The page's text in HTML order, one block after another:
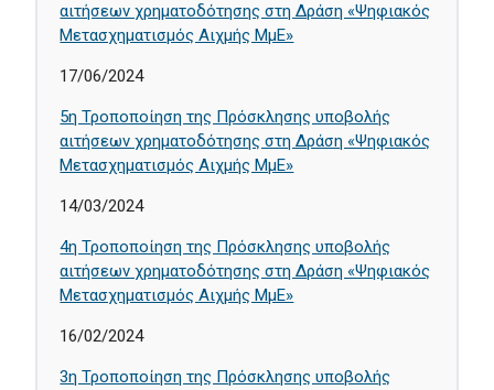
αιτήσεων χρηματοδότησης στη Δράση «Ψηφιακός
Μετασχηματισμός Αιχμής ΜμΕ»
17/06/2024
5η Τροποποίηση της Πρόσκλησης υποβολής
αιτήσεων χρηματοδότησης στη Δράση «Ψηφιακός
Μετασχηματισμός Αιχμής ΜμΕ»
14/03/2024
4η Τροποποίηση της Πρόσκλησης υποβολής
αιτήσεων χρηματοδότησης στη Δράση «Ψηφιακός
Μετασχηματισμός Αιχμής ΜμΕ»
16/02/2024
3η Τροποποίηση της Πρόσκλησης υποβολής